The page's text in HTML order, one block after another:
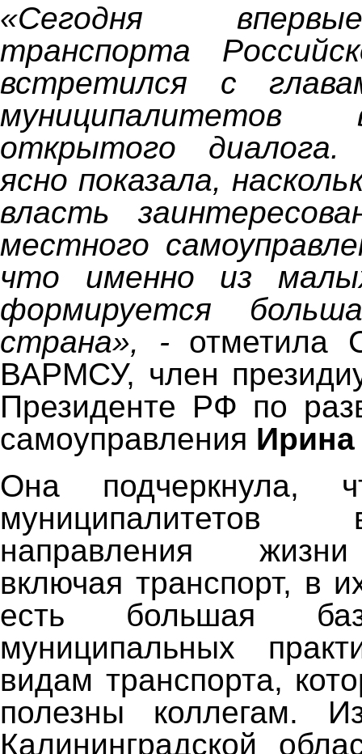
«Сегодня
транспорта
встретился с
открытого
ясно показала,
власть
местного
что именно из
формируется
страна», - отметила
ВАРМСУ, член
Президенте РФ по
самоуправления Ирина
Она подчеркнула,
направления
включая транспорт, в
есть большая
муниципальных
видам транспорта,
полезны коллегам.
Калининградской